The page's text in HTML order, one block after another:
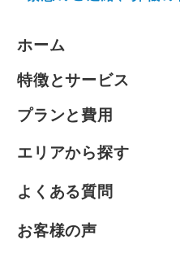
ホーム
特徴とサービス
プランと費用
エリアから探す
よくある質問
お客様の声